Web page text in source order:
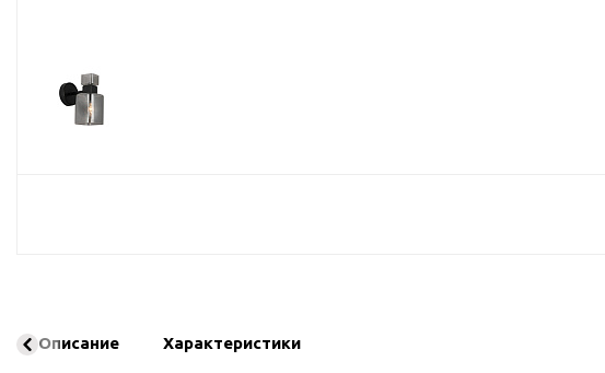
Прожекторы
Описание Характеристики